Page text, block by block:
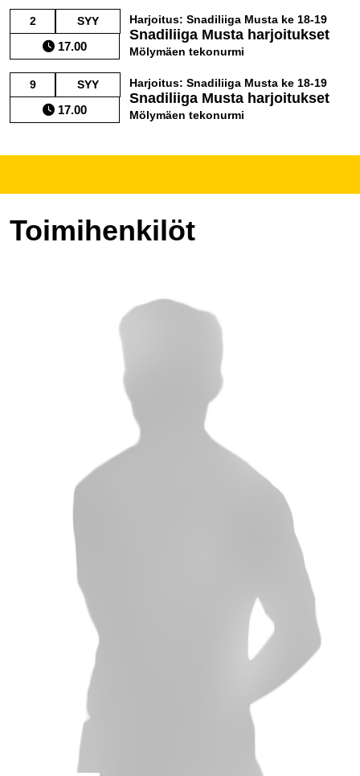
2 SYY
17.00
Harjoitus: Snadiliiga Musta ke 18-19
Snadiliiga Musta harjoitukset
Mölymäen tekonurmi
9 SYY
17.00
Harjoitus: Snadiliiga Musta ke 18-19
Snadiliiga Musta harjoitukset
Mölymäen tekonurmi
Toimihenkilöt